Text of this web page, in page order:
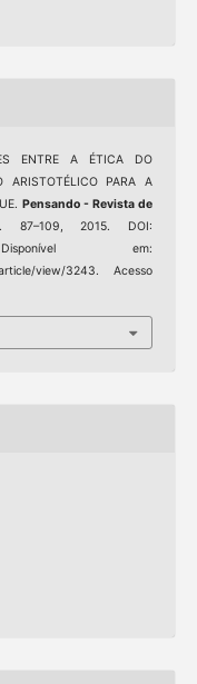
ENTRE A ÉTICA DO
PARA A
Pensando - Revista de
2015. DOI:
Disponível em:
article/view/3243. Acesso